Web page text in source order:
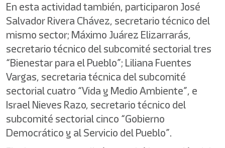
En esta actividad también, participaron José
Salvador Rivera Chávez, secretario técnico del
mismo sector; Máximo Juárez Elizarrarás,
secretario técnico del subcomité sectorial tres
“Bienestar para el Pueblo”; Liliana Fuentes
Vargas, secretaria técnica del subcomité
sectorial cuatro “Vida y Medio Ambiente”, e
Israel Nieves Razo, secretario técnico del
subcomité sectorial cinco “Gobierno
Democrático y al Servicio del Pueblo”.